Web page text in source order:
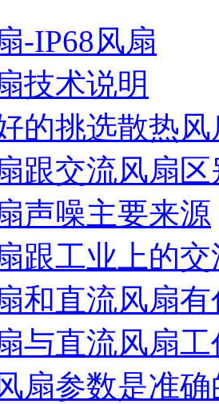
-IP68风扇
技术说明
的挑选散热风
跟交流风扇
声噪主要来源
跟工业上的
和直流风扇
与直流风扇
扇参数是准